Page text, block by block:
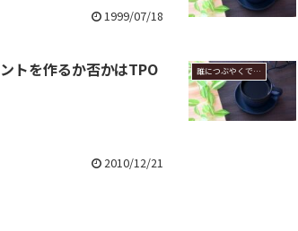
1999/07/18
トを作るか否かはTPO
2010/12/21
誰につぶやくでもなく